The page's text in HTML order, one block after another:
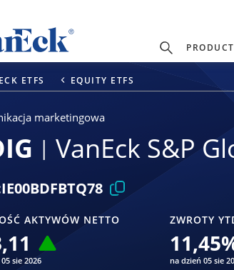
ETFS EQUITY ETFS
marketingowa
VanEck S&P
IE00BDFBTQ78
AKTYWÓW NETTO
sie 2026
ZWROTY
11,45
na dzień 05 sie